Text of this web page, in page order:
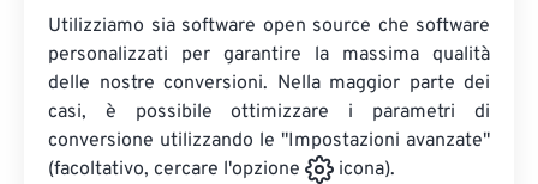
Utilizziamo sia software open source che software
personalizzati per garantire la massima qualità
delle nostre conversioni. Nella maggior parte dei
casi, è possibile ottimizzare i parametri di
conversione utilizzando le "Impostazioni avanzate"
(facoltativo, cercare l'opzione
icona).